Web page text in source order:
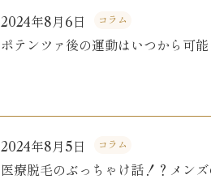
2024年8月6日 コラム
ポテンツァ後の運動はいつから可
2024年8月5日 コラム
医療脱毛のぶっちゃけ話！？メン